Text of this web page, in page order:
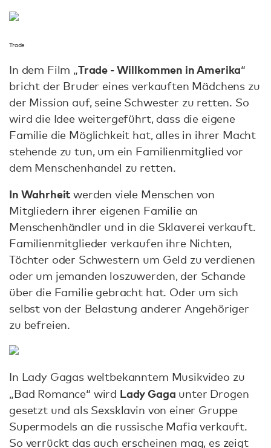
Trade
In dem Film „Trade - Willkommen in Amerika“
bricht der Bruder eines verkauften Mädchens zu
der Mission auf, seine Schwester zu retten. So
wird die Idee weitergeführt, dass die eigene
Familie die Möglichkeit hat, alles in ihrer Macht
stehende zu tun, um ein Familienmitglied vor
dem Menschenhandel zu retten.
In Wahrheit werden viele Menschen von
Mitgliedern ihrer eigenen Familie an
Menschenhändler und in die Sklaverei verkauft.
Familienmitglieder verkaufen ihre Nichten,
Töchter oder Schwestern um Geld zu verdienen
oder um jemanden loszuwerden, der Schande
über die Familie gebracht hat. Oder um sich
selbst von der Belastung anderer Angehöriger
zu befreien.
In Lady Gagas weltbekanntem Musikvideo zu
„Bad Romance“ wird Lady Gaga unter Drogen
gesetzt und als Sexsklavin von einer Gruppe
Supermodels an die russische Mafia verkauft.
So verrückt das auch erscheinen mag, es zeigt